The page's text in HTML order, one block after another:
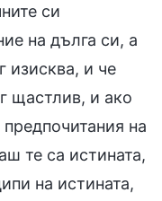
си
на дълга си, а
изисква, и че
щастлив, и ако
на
те са истината,
на истината,